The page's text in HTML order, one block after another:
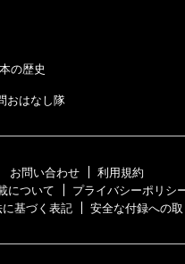
の歴史
おはなし隊
お問い合わせ
利用規約
について
プライバシーポリシ
基づく表記
安全な付録への